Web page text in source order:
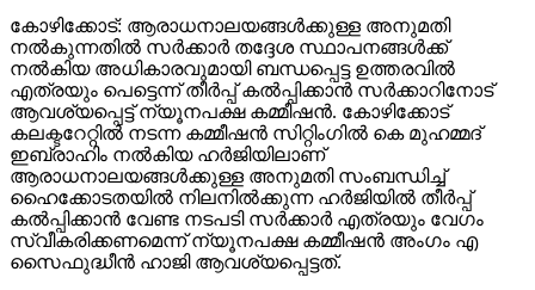
കോഴിക്കോട്: ആരാധനാലയങ്ങള്‍ക്കുള്ള അനുമതി
നല്‍കുന്നതിൽ സര്‍ക്കാര്‍ തദ്ദേശ സ്ഥാപനങ്ങള്‍ക്ക്
നല്‍കിയ അധികാരവുമായി ബന്ധപ്പെട്ട ഉത്തരവിൽ
എത്രയും പെട്ടെന്ന് തീര്‍പ്പ് കല്‍പ്പിക്കാന്‍ സര്‍ക്കാറിനോട്
ആവശ്യപ്പെട്ട് ന്യൂനപക്ഷ കമ്മീഷന്‍. കോഴിക്കോട്
കലക്ടറേറ്റില്‍ നടന്ന കമ്മീഷന്‍ സിറ്റിംഗില്‍ കെ മുഹമ്മദ്
ഇബ്രാഹിം നൽകിയ ഹർജിയിലാണ്
ആരാധനാലയങ്ങള്‍ക്കുള്ള അനുമതി സംബന്ധിച്ച്
ഹൈക്കോടതയില്‍ നിലനില്‍ക്കുന്ന ഹർജിയില്‍ തീര്‍പ്പ്
കല്‍പ്പിക്കാന്‍ വേണ്ട നടപടി സര്‍ക്കാര്‍ എത്രയും വേഗം
സ്വീകരിക്കണമെന്ന് ന്യൂനപക്ഷ കമ്മീഷന്‍ അംഗം എ
സൈഫുദ്ധീന്‍ ഹാജി ആവശ്യപ്പെട്ടത്.